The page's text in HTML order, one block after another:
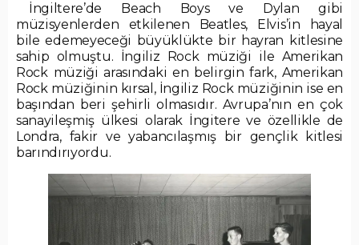
İngiltere’de Beach Boys ve Dylan gibi
müzisyenlerden etkilenen Beatles, Elvis’in hayal
bile edemeyeceği büyüklükte bir hayran kitlesine
sahip olmuştu. İngiliz Rock müziği ile Amerikan
Rock müziği arasındaki en belirgin fark, Amerikan
Rock müziğinin kırsal, İngiliz Rock müziğinin ise en
başından beri şehirli olmasıdır. Avrupa’nın en çok
sanayileşmiş ülkesi olarak İngitere ve özellikle de
Londra, fakir ve yabancılaşmış bir gençlik kitlesi
barındırıyordu.